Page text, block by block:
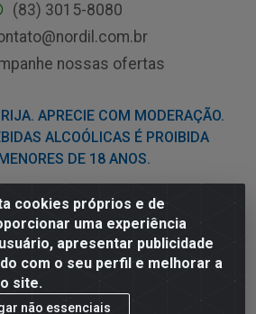
cookies próprios e de
uma experiência
apresentar publicidade
com o seu perfil e melhorar a
site.
não essenciais
(83) 3015-8080
nossas ofertas
APRECIE COM MODERAÇÃO.
ALCOÓLICAS É PROIBIDA
DE 18 ANOS.
- Avenida Liberdade, 2738, Bloco F -
PB - CEP 58.111-400 - CNPJ
03.775.813/0001-41